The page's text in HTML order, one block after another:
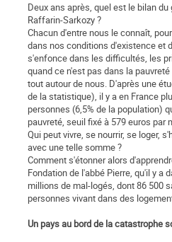
Deux ans après, quel est le bilan
Raffarin-Sarkozy ?
Chacun d'entre nous le connaît,
dans nos conditions d'existence et
s'enfonce dans les difficultés, les
quand ce n'est pas dans la
tout autour de nous. D'après une
de la statistique), il y a en France
personnes (6,5% de la population)
pauvreté, seuil fixé à 579 euros par
Qui peut vivre, se nourrir, se loger,
avec une telle somme ?
Comment s'étonner alors
Fondation de l'abbé Pierre, qu'il y a
millions de mal-logés, dont 86 500
personnes vivant dans des
Un pays au bord de la catastrophe